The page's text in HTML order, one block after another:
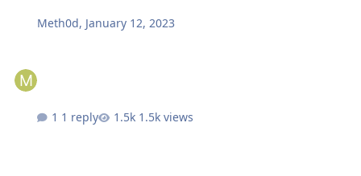
Meth0d, January 12, 2023
1 reply 1.5k views